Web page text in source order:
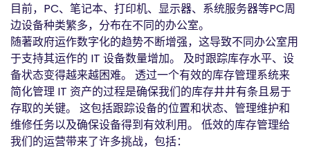
目前，PC、笔记本、打印机、显示器、系统服务器等PC周
边设备种类繁多，分布在不同的办公室。
随著政府运作数字化的趋势不断增强，这导致不同办公室用
于支持其运作的 IT 设备数量增加。 及时跟踪库存水平、设
备状态变得越来越困难。 透过一个有效的库存管理系统来
简化管理 IT 资产的过程是确保我们的库存井井有条且易于
存取的关键。 这包括跟踪设备的位置和状态、管理维护和
维修任务以及确保设备得到有效利用。 低效的库存管理给
我们的运营带来了许多挑战，包括：